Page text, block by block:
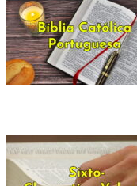
July
The